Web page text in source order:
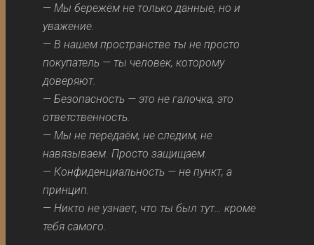
—Мы бережём не только данные, но и
уважение.
—В нашем пространстве ты не просто
покупатель — ты человек, которому
доверяют.
—Безопасность — это не галочка, это
ответственность.
—Мы не передаём, не следим, не
навязываем. Просто защищаем.
— Конфиденциальность — не пункт, а
принцип.
—Никто не узнает, что ты был тут… кроме
тебя самого.